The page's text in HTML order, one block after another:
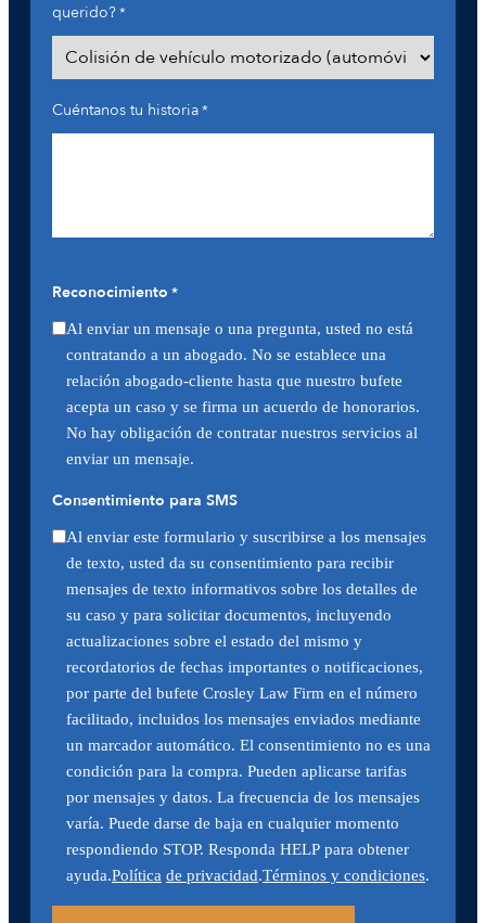
querido?*
Cuéntanos tu historia*
Reconocimiento *
Al enviar un mensaje o una pregunta, usted no está
contratando a un abogado. No se establece una
relación abogado-cliente hasta que nuestro bufete
acepta un caso y se firma un acuerdo de honorarios.
No hay obligación de contratar nuestros servicios al
enviar un mensaje.
Consentimiento para SMS
Al enviar este formulario y suscribirse a los mensajes
de texto, usted da su consentimiento para recibir
mensajes de texto informativos sobre los detalles de
su caso y para solicitar documentos, incluyendo
actualizaciones sobre el estado del mismo y
recordatorios de fechas importantes o notificaciones,
por parte del bufete Crosley Law Firm en el número
facilitado, incluidos los mensajes enviados mediante
un marcador automático. El consentimiento no es una
condición para la compra. Pueden aplicarse tarifas
por mensajes y datos. La frecuencia de los mensajes
varía. Puede darse de baja en cualquier momento
respondiendo STOP. Responda HELP para obtener
ayuda.Política de privacidad.Términos y condiciones.